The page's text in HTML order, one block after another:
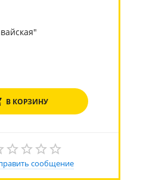
В КОРЗИНУ
сообщение